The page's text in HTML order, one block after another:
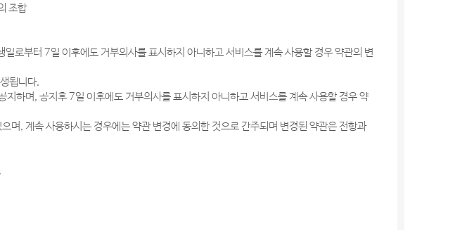
조합
로부터 7일 이후에도 거부의사를 표시하지 아니하고 서비스를 계속 사용할 경우 약관의 변
됩니다.
하며, 공지후 7일 이후에도 거부의사를 표시하지 아니하고 서비스를 계속 사용할 경우 약
, 계속 사용하시는 경우에는 약관 변경에 동의한 것으로 간주되며 변경된 약관은 전항과